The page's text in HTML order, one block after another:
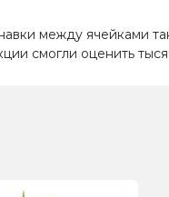
между ячейками
смогли оценить